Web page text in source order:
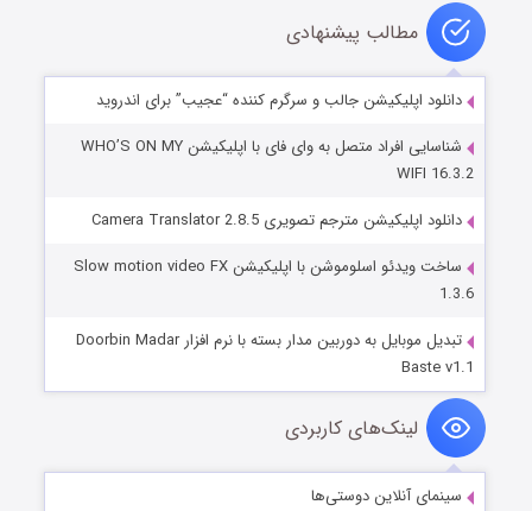
مطالب پیشنهادی
دانلود اپلیکیشن جالب و سرگرم کننده “عجیب” برای اندروید
شناسایی افراد متصل به وای فای با اپلیکیشن WHO’S ON MY
WIFI 16.3.2
دانلود اپلیکیشن مترجم تصویری Camera Translator 2.8.5
ساخت ویدئو اسلوموشن با اپلیکیشن Slow motion video FX
1.3.6
تبدیل موبایل به دوربین مدار بسته با نرم افزار Doorbin Madar
Baste v1.1
لینک‌های کاربردی
سینمای آنلاین دوستی‌ها